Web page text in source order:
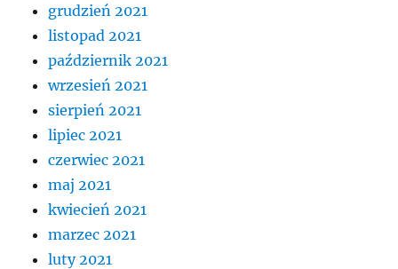
grudzień 2021
listopad 2021
październik 2021
wrzesień 2021
sierpień 2021
lipiec 2021
czerwiec 2021
maj 2021
kwiecień 2021
marzec 2021
luty 2021